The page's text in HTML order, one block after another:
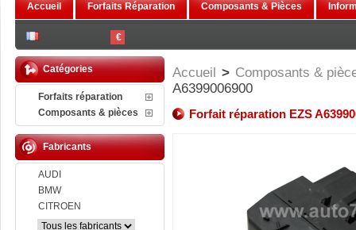
€
Accueil Forfaits Réparation Composants & Pièces
Catégories
Forfaits réparation
Composants & pièces
Fabricants
AUDI
BMW
CITROEN
Accueil > Composants &
A6399006900
Forfait réparation EZS